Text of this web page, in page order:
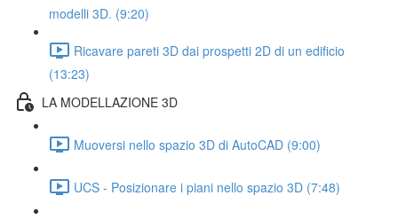
modelli 3D. (9:20)
Ricavare pareti 3D dai prospetti 2D di un edificio
(13:23)
LA MODELLAZIONE 3D
Muoversi nello spazio 3D di AutoCAD (9:00)
UCS - Posizionare i piani nello spazio 3D (7:48)